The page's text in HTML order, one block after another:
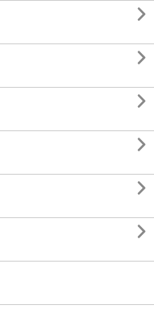





